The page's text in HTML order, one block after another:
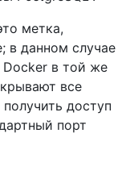
метка,
в данном случае
Docker в той же
все
доступ
порт